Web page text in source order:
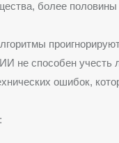
более
не способен учесть
ошибок,